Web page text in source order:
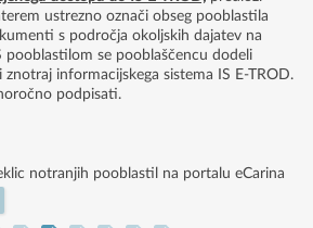
ustrezno označi obseg pooblastila
s področja okoljskih dajatev na
pooblastilom se pooblaščencu dodeli
znotraj informacijskega sistema IS E-TROD.
podpisati.
notranjih pooblastil na portalu eCarina